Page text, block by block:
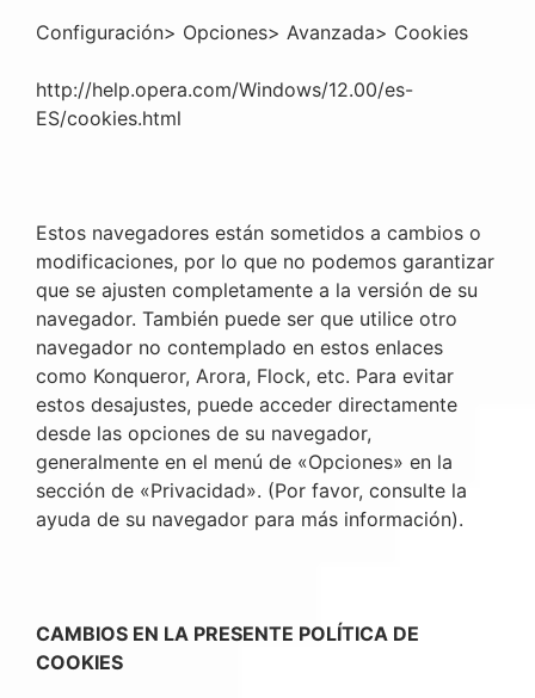
Configuración> Opciones> Avanzada> Cookies
http://help.opera.com/Windows/12.00/es-
ES/cookies.html
Estos navegadores están sometidos a cambios o
modificaciones, por lo que no podemos garantizar
que se ajusten completamente a la versión de su
navegador. También puede ser que utilice otro
navegador no contemplado en estos enlaces
como Konqueror, Arora, Flock, etc. Para evitar
estos desajustes, puede acceder directamente
desde las opciones de su navegador,
generalmente en el menú de «Opciones» en la
sección de «Privacidad». (Por favor, consulte la
ayuda de su navegador para más información).
CAMBIOS EN LA PRESENTE POLÍTICA DE
COOKIES